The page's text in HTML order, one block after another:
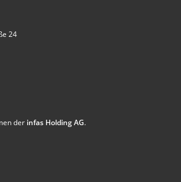
24
der infas Holding AG.